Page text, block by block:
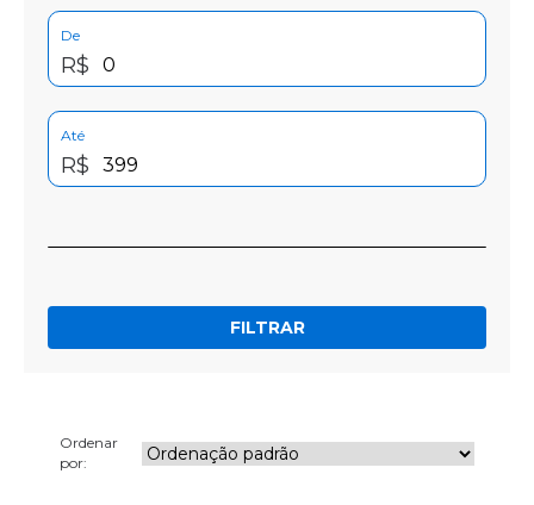
De
R$
Até
R$
FILTRAR
Ordenar
por: